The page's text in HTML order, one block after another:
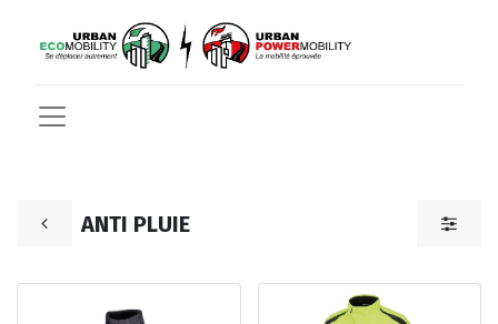
ANTI PLUIE